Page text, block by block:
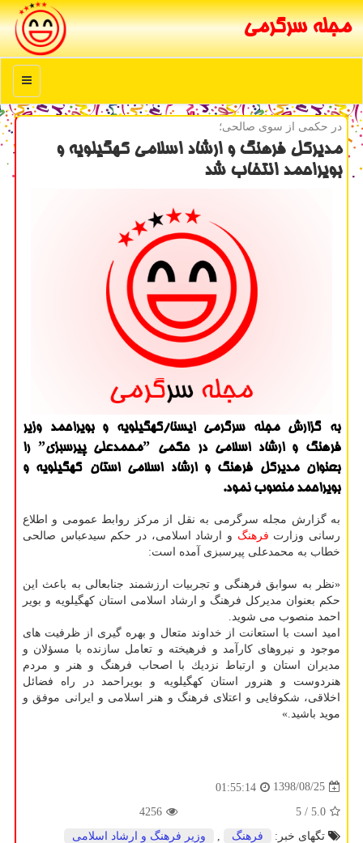
مجله سرگرمی
منو
در حكمی از سوی صالحی؛
مدیركل فرهنگ و ارشاد اسلامی كهگیلویه و
بویراحمد انتخاب شد
به گزارش مجله سرگرمی ایسنا/كهگیلویه و بویراحمد وزیر
فرهنگ و ارشاد اسلامی در حكمی ˮمحمدعلی پیرسبزیˮ را
بعنوان مدیركل فرهنگ و ارشاد اسلامی استان كهگیلویه و
بویراحمد منصوب نمود.
به گزارش مجله سرگرمی به نقل از مركز روابط عمومی و اطلاع
رسانی وزارت فرهنگ و ارشاد اسلامی، در حكم سیدعباس صالحی
خطاب به محمدعلی پیرسبزی آمده است:
«نظر به سوابق فرهنگی و تجربیات ارزشمند جنابعالی به باعث این
حكم بعنوان مدیركل فرهنگ و ارشاد اسلامی استان كهگیلویه و بویر
احمد منصوب می شوید.
امید است با استعانت از خداوند متعال و بهره گیری از ظرفیت های
موجود و نیروهای كارآمد و فرهیخته و تعامل سازنده با مسؤلان و
مدیران استان و ارتباط نزدیك با اصحاب فرهنگ و هنر و مردم
هنردوست و هنرور استان كهگیلویه و بویراحمد در راه فضائل
اخلاقی، شكوفایی و اعتلای فرهنگ و هنر اسلامی و ایرانی موفق و
موید باشید.»
1398/08/25
01:55:14
5.0
/ 5
4256
تگهای خبر:
فرهنگ وزیر فرهنگ و ارشاد اسلامی